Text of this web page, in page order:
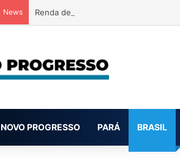
News Renda de apostas na conta da mãe
NOVO PROGRESSO PARÁ BRASIL